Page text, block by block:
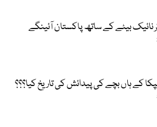
نائیک بیٹے کے ساتھ پاکستان آئینگے
کے ہاں بچے کی پیدائش کی تاریخ کیا؟؟؟